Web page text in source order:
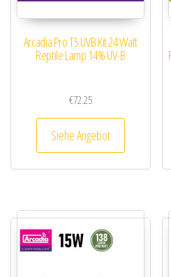
Arcadia Pro T5 UVB Kit 24 Watt
Reptile Lamp 14% UV-B
€72.25
Siehe Angebot